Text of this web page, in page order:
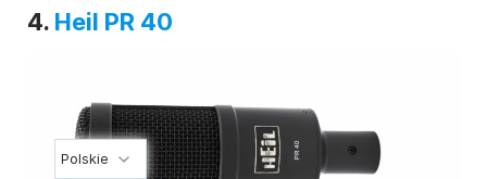
4. Heil PR 40
Polskie